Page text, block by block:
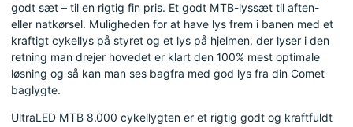
godt sæt – til en rigtig fin pris. Et godt MTB-lyssæt til aften-
eller natkørsel. Muligheden for at have lys frem i banen med et
kraftigt cykellys på styret og et lys på hjelmen, der lyser i den
retning man drejer hovedet er klart den 100% mest optimale
løsning og så kan man ses bagfra med god lys fra din Comet
baglygte.
UltraLED MTB 8.000 cykellygten er et rigtig godt og kraftfuldt